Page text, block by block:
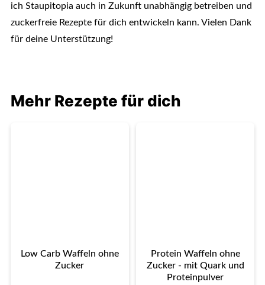
ich Staupitopia auch in Zukunft unabhängig betreiben und
zuckerfreie Rezepte für dich entwickeln kann. Vielen Dank
für deine Unterstützung!
Mehr Rezepte für dich
Low Carb Waffeln ohne
Zucker
Protein Waffeln ohne
Zucker - mit Quark und
Proteinpulver